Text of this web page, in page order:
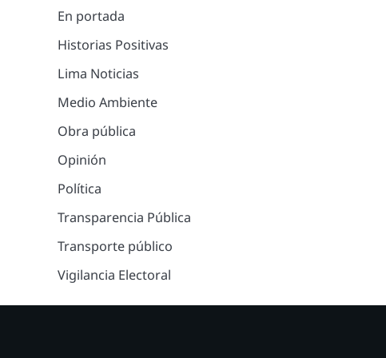
En portada
Historias Positivas
Lima Noticias
Medio Ambiente
Obra pública
Opinión
Política
Transparencia Pública
Transporte público
Vigilancia Electoral